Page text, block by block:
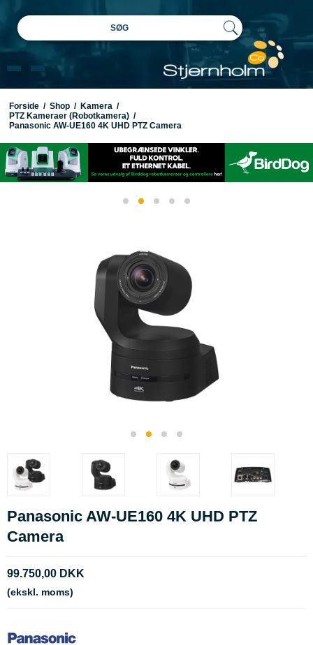
SØG
Forside / Shop / Kamera /
PTZ Kameraer (Robotkamera) /
Panasonic AW-UE160 4K UHD PTZ Camera
Panasonic AW-UE160 4K UHD PTZ
Camera
99.750,00 DKK
(ekskl. moms)